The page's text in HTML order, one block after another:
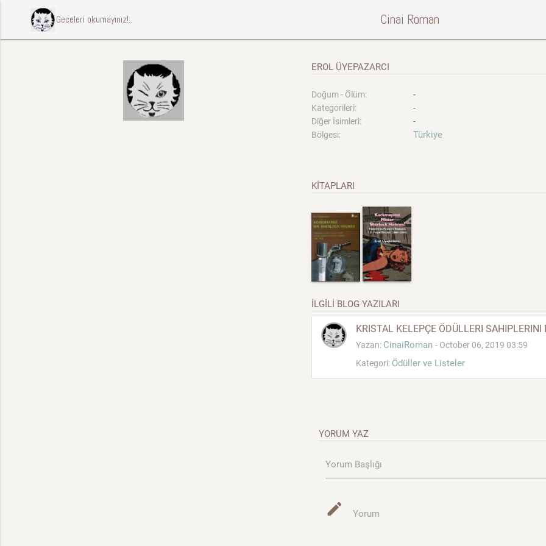
ccccci Geceleri okumayınız!.. Cinai Roman
EROL ÜYEPAZARCI
Doğum - Ölüm: -
Kategorileri: -
Diğer İsimleri: -
Bölgesi: Türkiye
KİTAPLARI
İLGİLİ BLOG YAZILARI
KRISTAL KELEPÇE ÖDÜLLERI SAHIPLERINI
Yazan: CinaiRoman - October 06, 2019 03:59
Kategori: Ödüller ve Listeler
YORUM YAZ
Yorum Başlığı
mode_edit Yorum